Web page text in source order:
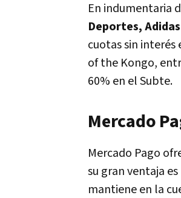
En indumentaria
Deportes,
cuotas sin interés
of the Kongo,
60% en el Subte.
Mercado
Mercado Pago
su gran ventaja
mantiene en la